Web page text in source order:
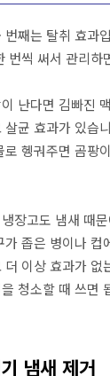
째는 탈취 효과
번씩 써서 관리하
난다면 김빠진
균 효과가 있습
헹궈주면 곰팡
장고도 냄새 때
좁은 병이나 컵
이상 효과가 없
청소할 때 쓰면
냄새 제거